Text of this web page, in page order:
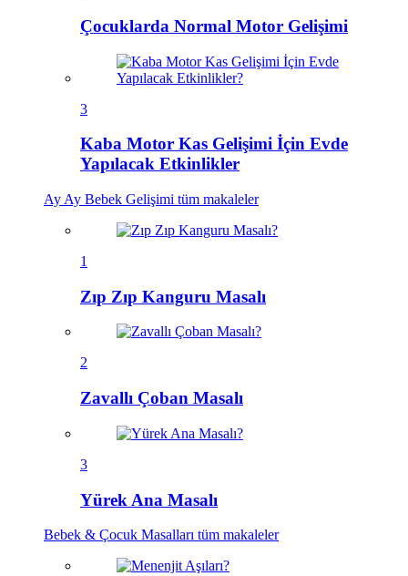
Çocuklarda Normal Motor Gelişimi
3
Kaba Motor Kas Gelişimi İçin Evde
Yapılacak Etkinlikler
Ay Ay Bebek Gelişimi tüm makaleler
1
Zıp Zıp Kanguru Masalı
2
Zavallı Çoban Masalı
3
Yürek Ana Masalı
Bebek & Çocuk Masalları tüm makaleler